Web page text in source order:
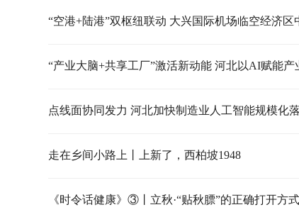
点线面协同发力 河北加快制造业人工智能规模化
走在乡间小路上丨上新了，西柏坡1948
《时令话健康》③丨立秋·“贴秋膘”的正确打开方式